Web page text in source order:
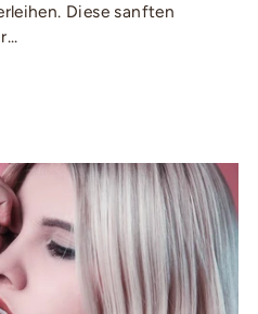
Diese sanften